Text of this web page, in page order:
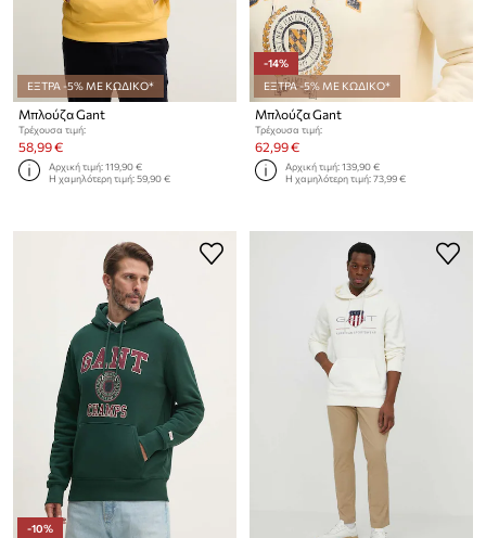
ΕΞΤΡΑ -5% ΜΕ ΚΩΔΙΚΟ*
Μπλούζα Gant
Τρέχουσα τιμή:
58,99 €
Αρχική τιμή:119,90 €
Η χαμηλότερη τιμή:59,90 €
-14%
ΕΞΤΡΑ -5% ΜΕ ΚΩΔΙΚΟ*
Μπλούζα Gant
Τρέχουσα τιμή:
62,99 €
Αρχική τιμή:139,90 €
Η χαμηλότερη τιμή:73,99 €
-10%